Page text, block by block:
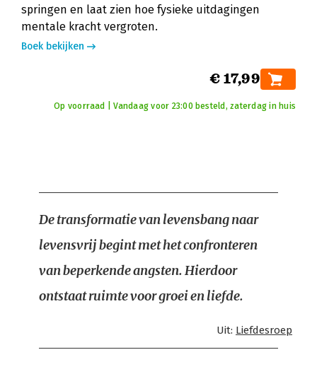
springen en laat zien hoe fysieke uitdagingen
mentale kracht vergroten.
Boek bekijken
€ 17,99
Op voorraad | Vandaag voor 23:00 besteld, zaterdag in huis
De transformatie van levensbang naar
levensvrij begint met het confronteren
van beperkende angsten. Hierdoor
ontstaat ruimte voor groei en liefde.
Uit: Liefdesroep